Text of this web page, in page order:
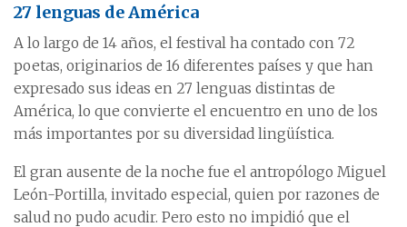
27 lenguas de América
A lo largo de 14 años, el festival ha contado con 72
poetas, originarios de 16 diferentes países y que han
expresado sus ideas en 27 lenguas distintas de
América, lo que convierte el encuentro en uno de los
más importantes por su diversidad lingüística.
El gran ausente de la noche fue el antropólogo Miguel
León-Portilla, invitado especial, quien por razones de
salud no pudo acudir. Pero esto no impidió que el